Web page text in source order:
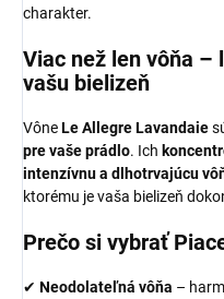
charakter.
Viac než len vôňa
vašu bielizeň
VôneLe Allegre Lavandaie
pre vaše prádlo. Ich
intenzívnu a dlhotrvajúcu
ktorému je vaša bielizeň
Prečo si vybrať
✔ Neodolateľná vôňa –